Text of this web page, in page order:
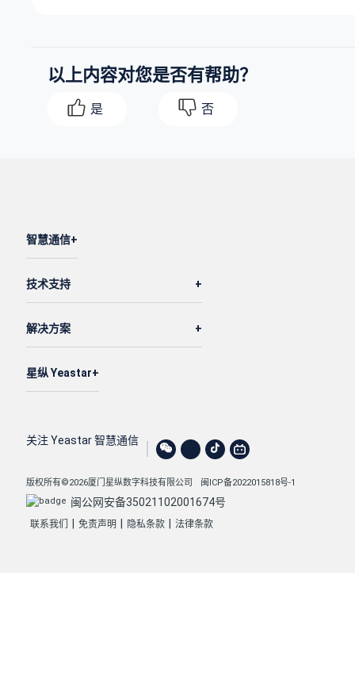
以上内容对您是否有帮助？
是 否
智慧通信
技术支持
解决方案
星纵 Yeastar
关注 Yeastar 智慧通信
版权所有©2026厦门星纵数字科技有限公司 闽ICP备2022015818号-1
闽公网安备35021102001674号
联系我们 免责声明 隐私条款 法律条款